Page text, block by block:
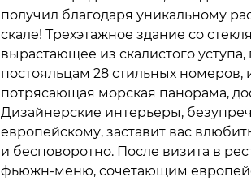
получил благодаря уникальному
скале! Трехэтажное здание со
вырастающее из скалистого
постояльцам 28 стильных номеров,
потрясающая морская панорама,
Дизайнерские интерьеры,
европейскому, заставит вас
и бесповоротно. После визита в
фьюжн-меню, сочетающим